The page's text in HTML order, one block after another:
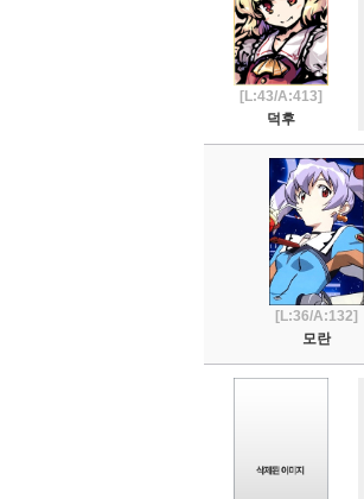
[L:43/A:413]
덕후
[L:36/A:132]
모란